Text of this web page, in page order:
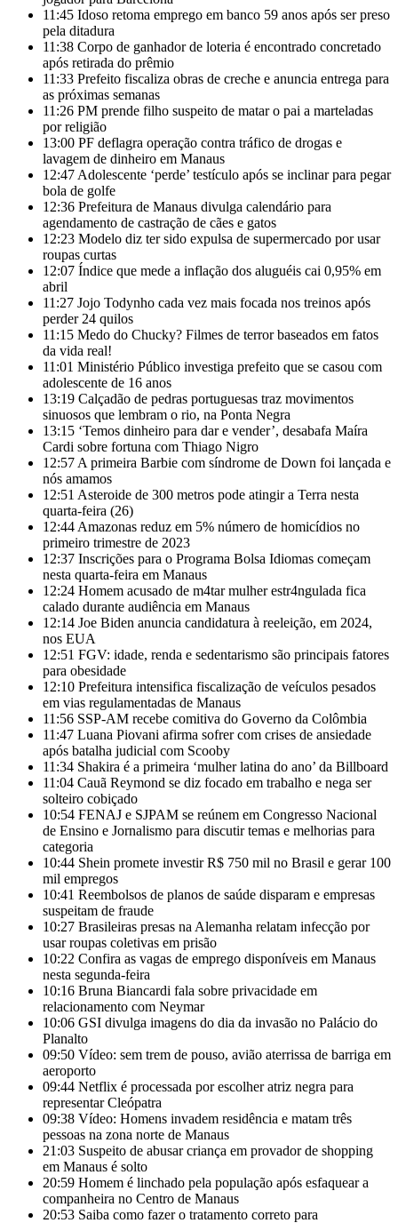
11:45 Idoso retoma emprego em banco 59 anos após ser preso
pela ditadura
11:38 Corpo de ganhador de loteria é encontrado concretado
após retirada do prêmio
11:33 Prefeito fiscaliza obras de creche e anuncia entrega para
as próximas semanas
11:26 PM prende filho suspeito de matar o pai a marteladas
por religião
13:00 PF deflagra operação contra tráfico de drogas e
lavagem de dinheiro em Manaus
12:47 Adolescente ‘perde’ testículo após se inclinar para pegar
bola de golfe
12:36 Prefeitura de Manaus divulga calendário para
agendamento de castração de cães e gatos
12:23 Modelo diz ter sido expulsa de supermercado por usar
roupas curtas
12:07 Índice que mede a inflação dos aluguéis cai 0,95% em
abril
11:27 Jojo Todynho cada vez mais focada nos treinos após
perder 24 quilos
11:15 Medo do Chucky? Filmes de terror baseados em fatos
da vida real!
11:01 Ministério Público investiga prefeito que se casou com
adolescente de 16 anos
13:19 Calçadão de pedras portuguesas traz movimentos
sinuosos que lembram o rio, na Ponta Negra
13:15 ‘Temos dinheiro para dar e vender’, desabafa Maíra
Cardi sobre fortuna com Thiago Nigro
12:57 A primeira Barbie com síndrome de Down foi lançada e
nós amamos
12:51 Asteroide de 300 metros pode atingir a Terra nesta
quarta-feira (26)
12:44 Amazonas reduz em 5% número de homicídios no
primeiro trimestre de 2023
12:37 Inscrições para o Programa Bolsa Idiomas começam
nesta quarta-feira em Manaus
12:24 Homem acusado de m4tar mulher estr4ngulada fica
calado durante audiência em Manaus
12:14 Joe Biden anuncia candidatura à reeleição, em 2024,
nos EUA
12:51 FGV: idade, renda e sedentarismo são principais fatores
para obesidade
12:10 Prefeitura intensifica fiscalização de veículos pesados
em vias regulamentadas de Manaus
11:56 SSP-AM recebe comitiva do Governo da Colômbia
11:47 Luana Piovani afirma sofrer com crises de ansiedade
após batalha judicial com Scooby
11:34 Shakira é a primeira ‘mulher latina do ano’ da Billboard
11:04 Cauã Reymond se diz focado em trabalho e nega ser
solteiro cobiçado
10:54 FENAJ e SJPAM se reúnem em Congresso Nacional
de Ensino e Jornalismo para discutir temas e melhorias para
categoria
10:44 Shein promete investir R$ 750 mil no Brasil e gerar 100
mil empregos
10:41 Reembolsos de planos de saúde disparam e empresas
suspeitam de fraude
10:27 Brasileiras presas na Alemanha relatam infecção por
usar roupas coletivas em prisão
10:22 Confira as vagas de emprego disponíveis em Manaus
nesta segunda-feira
10:16 Bruna Biancardi fala sobre privacidade em
relacionamento com Neymar
10:06 GSI divulga imagens do dia da invasão no Palácio do
Planalto
09:50 Vídeo: sem trem de pouso, avião aterrissa de barriga em
aeroporto
09:44 Netflix é processada por escolher atriz negra para
representar Cleópatra
09:38 Vídeo: Homens invadem residência e matam três
pessoas na zona norte de Manaus
21:03 Suspeito de abusar criança em provador de shopping
em Manaus é solto
20:59 Homem é linchado pela população após esfaquear a
companheira no Centro de Manaus
20:53 Saiba como fazer o tratamento correto para